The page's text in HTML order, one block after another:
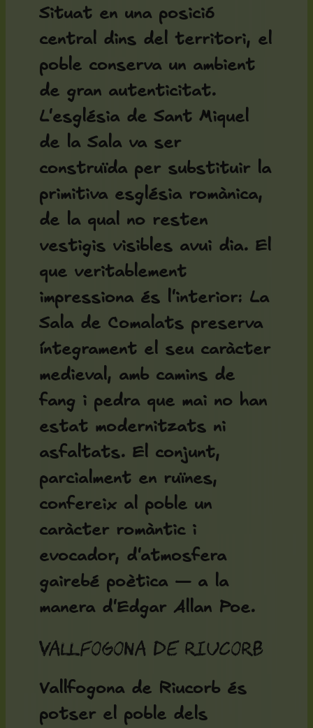
Situat en una posició
central dins del territori, el
poble conserva un ambient
de gran autenticitat.
L'església de Sant Miquel
de la Salava ser
construïda per substituir la
primitiva església romànica,
de la qual no resten
vestigis visibles avui dia. El
que veritablement
impressiona és l'interior: La
Sala de Comalats preserva
íntegrament el seu caràcter
medieval, amb camins de
fang i pedra que mai no han
estat modernitzats ni
asfaltats. El conjunt,
parcialment en ruïnes,
confereix al poble un
caràcter romàntic i
evocador, d'atmosfera
gairebé poètica — a la
manera d'Edgar Allan Poe.
Vallfogona de Riucorb
Vallfogona de Riucorb és
potser el poble dels